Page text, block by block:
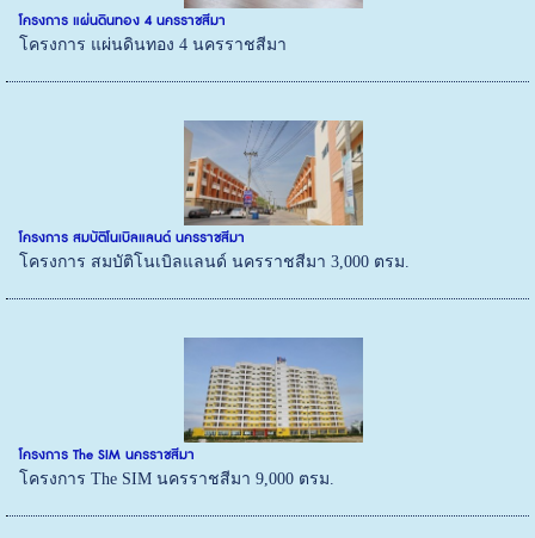
โครงการ แผ่นดินทอง 4 นครราชสีมา
โครงการ แผ่นดินทอง 4 นครราชสีมา
โครงการ สมบัติโนเบิลแลนด์ นครราชสีมา
โครงการ สมบัติโนเบิลแลนด์ นครราชสีมา 3,000 ตรม.
โครงการ The SIM นครราชสีมา
โครงการ The SIM นครราชสีมา 9,000 ตรม.